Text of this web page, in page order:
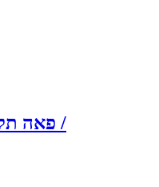
פאה תקופתית בקבוקים שופט /